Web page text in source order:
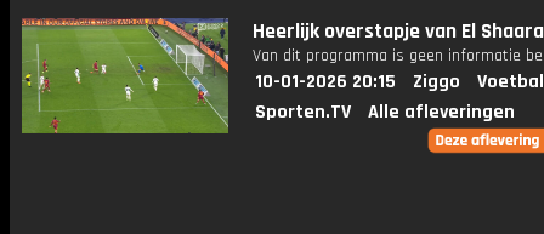
Heerlijk overstapje van El
Van dit programma is geen informatie
10-01-2026 20:15 Ziggo
Sporten.TV
Alle afleveringen